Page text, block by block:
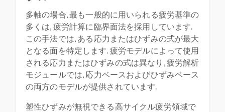
多軸の場合, 最も一般的に用いられる疲労基準の
多くは, 疲労計算に臨界面法を採用しています.
この手法では, ある応力またはひずみの式が最大
となる面を特定します. 疲労モデルによって使用
される応力またはひずみの式は異なり, 疲労解析
モジュールでは, 応力ベースおよびひずみベース
の両方のモデルが提供されています.
塑性ひずみが無視できる高サイクル疲労領域で